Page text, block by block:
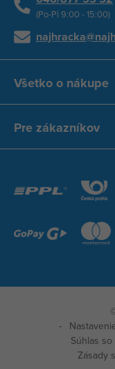
(Po-Pi 9:00 - 15:00)
Všetko o nákupe
Pre zákazníkov
Súhlas
Zásady